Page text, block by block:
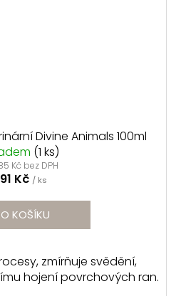
Divine Animals 100ml
(1 ks)
Kč bez DPH
Kč / ks
KOŠÍKU
zmírňuje svědění,
hojení povrchových ran.